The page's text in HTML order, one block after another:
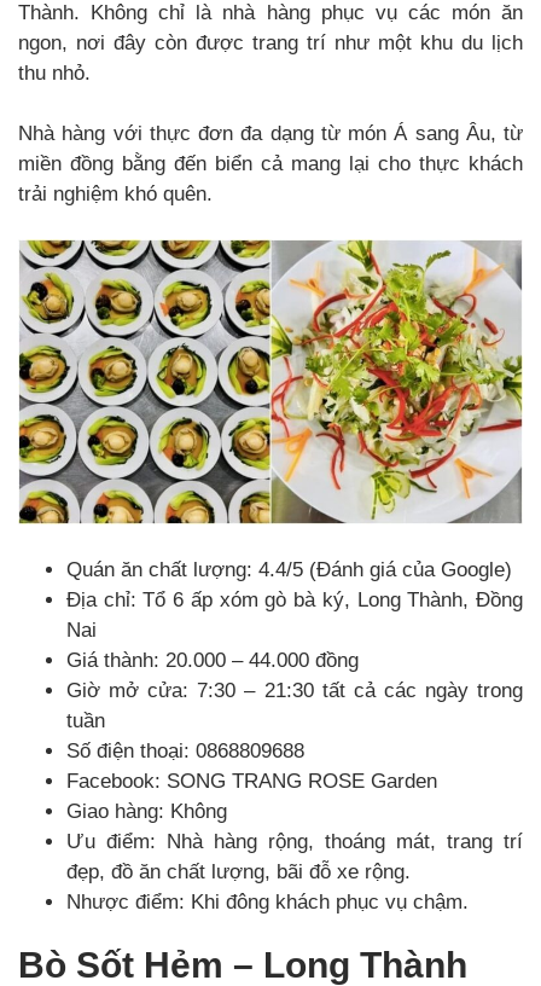
Thành. Không chỉ là nhà hàng phục vụ các món ăn
ngon, nơi đây còn được trang trí như một khu du lịch
thu nhỏ.
Nhà hàng với thực đơn đa dạng từ món Á sang Âu, từ
miền đồng bằng đến biển cả mang lại cho thực khách
trải nghiệm khó quên.
Quán ăn chất lượng: 4.4/5 (Đánh giá của Google)
Địa chỉ: Tổ 6 ấp xóm gò bà ký, Long Thành, Đồng
Nai
Giá thành: 20.000 – 44.000 đồng
Giờ mở cửa: 7:30 – 21:30 tất cả các ngày trong
tuần
Số điện thoại: 0868809688
Facebook: SONG TRANG ROSE Garden
Giao hàng: Không
Ưu điểm: Nhà hàng rộng, thoáng mát, trang trí
đẹp, đồ ăn chất lượng, bãi đỗ xe rộng.
Nhược điểm: Khi đông khách phục vụ chậm.
Bò Sốt Hẻm – Long Thành